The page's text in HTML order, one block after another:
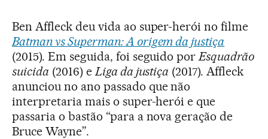
Ben Affleck deu vida ao super-herói no filme
Batman vs Superman: A origem da justiça
(2015). Em seguida, foi seguido porEsquadrão
suicida (2016) eLiga da justiça (2017). Affleck
anunciou no ano passado que não
interpretaria mais o super-herói e que
passaria o bastão “para a nova geração de
Bruce Wayne”.